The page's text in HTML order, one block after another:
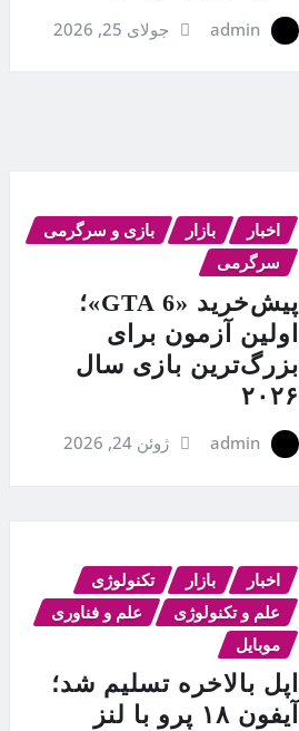
admin جولای 25, 2026
اخبار بازار
بازی و سرگرمی
سرگرمی
پیش‌خرید «GTA 6»؛
اولین آزمون برای
بزرگ‌ترین بازی سال
۲۰۲۶
admin ژوئن 24, 2026
اخبار بازار
تکنولوژی
علم و تکنولوژی
علم و فناوری
موبایل
اپل بالاخره تسلیم شد؛
آیفون ۱۸ پرو با لنز